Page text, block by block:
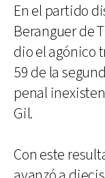
En el partido
Beranguer de
dio el agónico
59 de la
penal
Gil.
Con este